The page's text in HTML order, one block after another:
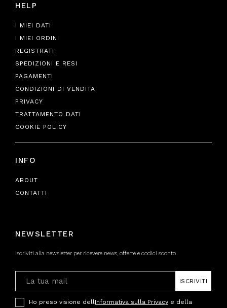
HELP
I MIEI DATI
I MIEI ORDINI
REGISTRATI
SPEDIZIONI E RESI
PAGAMENTI
CONDIZIONI DI VENDITA
PRIVACY
TRATTAMENTO DATI
COOKIE POLICY
INFO
ABOUT
CONTATTI
NEWSLETTER
Iscriviti alla newsletter per ricevere news, offerte e codici sconto
ISCRIVITI
Ho preso visione dell Informativa sulla Privacy e della